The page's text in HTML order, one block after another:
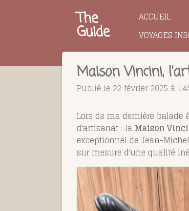
The
Guide
ACCUEIL
VOYAGES
Maison Vincini,
Publié le 22 février 2025 à
Lors de ma dernière
d'artisanat : la Maison
exceptionnel de Jean-
sur mesure d'une qualité